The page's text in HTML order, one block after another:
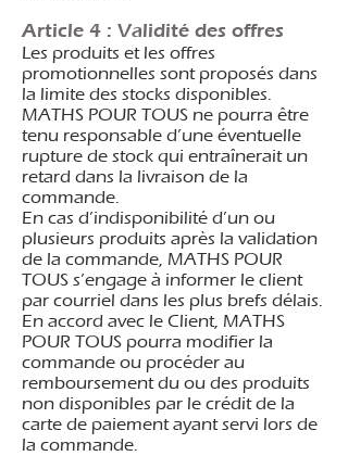
Article 4 : Validité des offres
Les produits et les offres
promotionnelles sont proposés dans
la limite des stocks disponibles.
MATHS POUR TOUS ne pourra être
tenu responsable d’une éventuelle
rupture de stock qui entraînerait un
retard dans la livraison de la
commande.
En cas d’indisponibilité d’un ou
plusieurs produits après la validation
de la commande, MATHS POUR
TOUS s’engage à informer le client
par courriel dans les plus brefs délais.
En accord avec le Client, MATHS
POUR TOUS pourra modifier la
commande ou procéder au
remboursement du ou des produits
non disponibles par le crédit de la
carte de paiement ayant servi lors de
la commande.